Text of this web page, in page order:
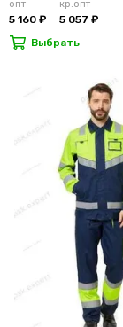
опт
5 160 ₽
кр.опт
5 057 ₽
Выбрать